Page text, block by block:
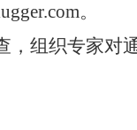
。
，组织专家